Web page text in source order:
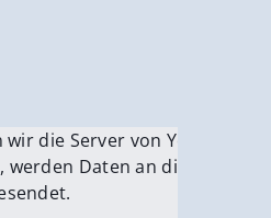
die Server von YouTube.
Daten an die Server